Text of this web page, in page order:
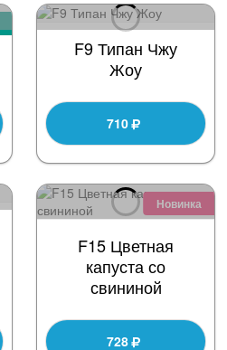
F9 Типан Чжу
Жоу
710
F15 Цветная
капуста со
свининой
728
Новинка